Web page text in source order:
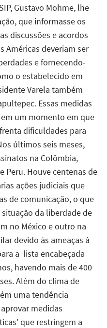
Gustavo Mohme, lhe
que informasse os
discussões e acordos
Américas deveriam ser
e fornecendo-
o estabelecido em
Varela também
Essas medidas
um momento em que
dificuldades para
últimos seis meses,
na Colômbia,
Peru. Houve centenas de
ações judiciais que
de comunicação, o que
da liberdade de
no México e outro na
devido às ameaças à
a lista encabeçada
havendo mais de 400
Além do clima de
uma tendência
medidas
que restringem a